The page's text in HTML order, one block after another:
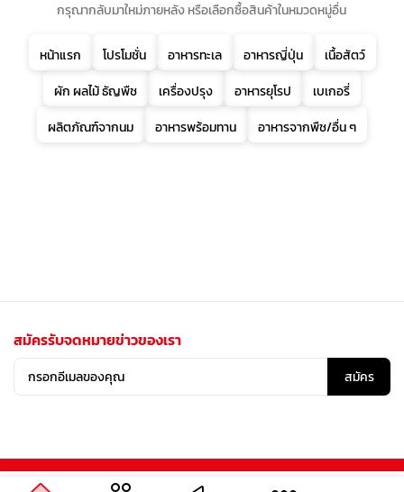
กรุณากลับมาใหม่ภายหลัง หรือเลือกซื้อสินค้าในหมวดหมู่อื่น
หน้าแรก โปรโมชั่น อาหารทะเล อาหารญี่ปุ่น
เนื้อสัตว์
ผัก ผลไม้ ธัญพืช
เครื่องปรุง อาหารยุโรป
เบเกอรี่
ผลิตภัณฑ์จากนม
อาหารพร้อมทาน อาหารจากพืช/อื่น ๆ
สมัครรับจดหมายข่าวของเรา
สมัคร